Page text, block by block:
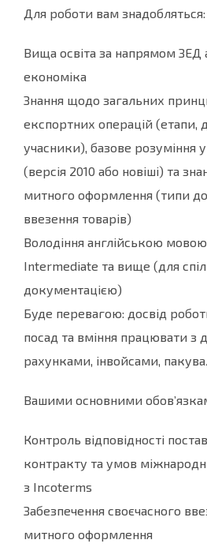
Для роботи вам знадобляться:
Вища освіта за напрямом ЗЕД
економіка
Знання щодо загальних
експортних операцій (етапи,
учасники), базове розуміння
(версія 2010 або новіші) та
митного оформлення (типи
ввезення товарів)
Володіння англійською мовою
Intermediate та вище (для
документацією)
Буде перевагою: досвід
посад та вміння працювати з
рахунками, інвойсами,
Вашими основними
Контроль відповідності
контракту та умов
з Incoterms
Забезпечення своєчасного
митного оформлення